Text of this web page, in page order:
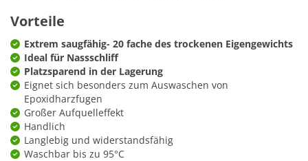
Vorteile
Extrem saugfähig- 20 fache des trockenen Eigengewichts
Ideal für Nassschliff
Platzsparend in der Lagerung
Eignet sich besonders zum Auswaschen von
Epoxidharzfugen
Großer Aufquelleffekt
Handlich
Langlebig und widerstandsfähig
Waschbar bis zu 95°C